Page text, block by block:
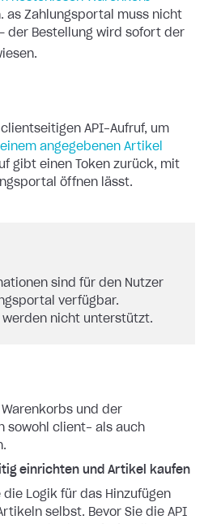
as Zahlungsportal muss nicht
der Bestellung wird sofort der
API-Aufruf, um
angegebenen Artikel
gibt einen Token zurück, mit
öffnen lässt.
sind für den Nutzer
verfügbar.
werden nicht unterstützt.
und der
sowohl client- als auch
einrichten und Artikel kaufen
Logik für das Hinzufügen
selbst. Bevor Sie die API